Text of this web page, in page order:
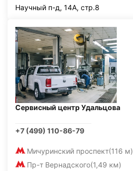
Научный п-д, 14А, стр.8
Сервисный центр Удальцова
+7 (499) 110-86-79
Мичуринский проспект(116 м)
Пр-т Вернадского(1,49 км)